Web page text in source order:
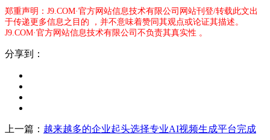
郑重声明：J9.COM·官方网站信息技术有限公司网站刊登/转载此文出
于传递更多信息之目的 ，并不意味着赞同其观点或论证其描述。
J9.COM·官方网站信息技术有限公司不负责其真实性 。
分享到：
上一篇： 越来越多的企业起头选择专业AI视频生成平台完成